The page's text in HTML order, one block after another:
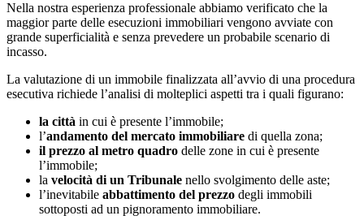
Nella nostra esperienza professionale abbiamo verificato che la
maggior parte delle esecuzioni immobiliari vengono avviate con
grande superficialità e senza prevedere un probabile scenario di
incasso.
La valutazione di un immobile finalizzata all’avvio di una procedura
esecutiva richiede l’analisi di molteplici aspetti tra i quali figurano:
la città in cui è presente l’immobile;
l’andamento del mercato immobiliare di quella zona;
il prezzo al metro quadro delle zone in cui è presente
l’immobile;
la velocità di un Tribunale nello svolgimento delle aste;
l’inevitabile abbattimento del prezzo degli immobili
sottoposti ad un pignoramento immobiliare.